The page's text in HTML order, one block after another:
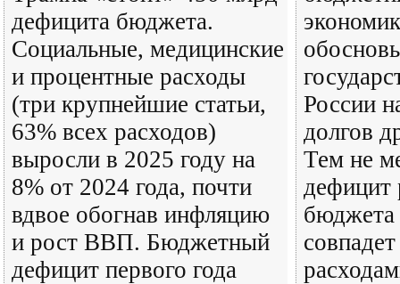
дефицита бюджета.
Социальные, медицинские
и процентные расходы
(три крупнейшие статьи,
63% всех расходов)
выросли в 2025 году на
8% от 2024 года, почти
вдвое обогнав инфляцию
и рост ВВП. Бюджетный
дефицит первого года
России
долгов
Тем не
дефицит
бюджета